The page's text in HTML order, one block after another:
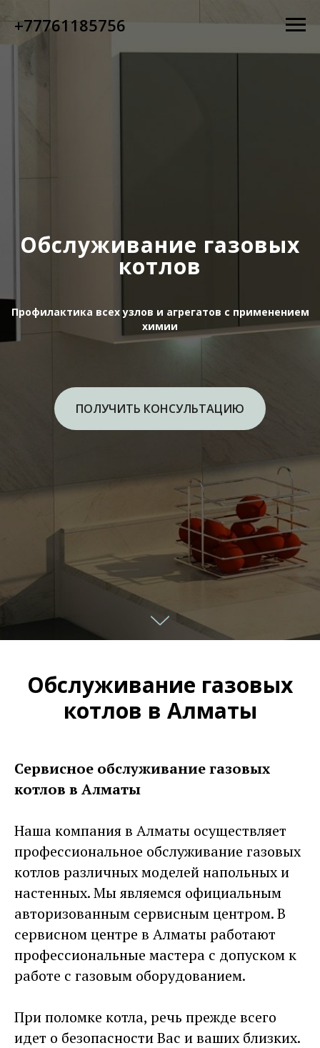
+77761185756
Обслуживание газовых
котлов
Профилактика всех узлов и агрегатов с применением
химии
ПОЛУЧИТЬ КОНСУЛЬТАЦИЮ
Обслуживание газовых
котлов в Алматы
Сервисное обслуживание газовых
котлов в Алматы
Наша компания в Алматы осуществляет
профессиональное обслуживание газовых
котлов различных моделей напольных и
настенных. Мы являемся официальным
авторизованным сервисным центром. В
сервисном центре в Алматы работают
профессиональные мастера с допуском к
работе с газовым оборудованием.
При поломке котла, речь прежде всего
идет о безопасности Вас и ваших близких.